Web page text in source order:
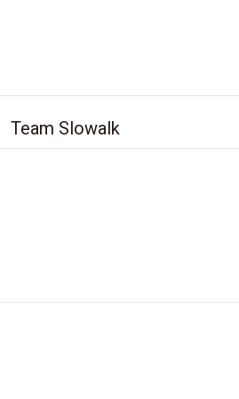
Team Slowalk